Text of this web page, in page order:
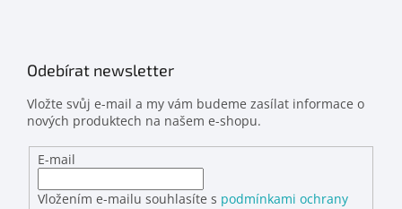
Odebírat newsletter
Vložte svůj e-mail a my vám budeme zasílat informace o
nových produktech na našem e-shopu.
E-mail
Vložením e-mailu souhlasíte s podmínkami ochrany